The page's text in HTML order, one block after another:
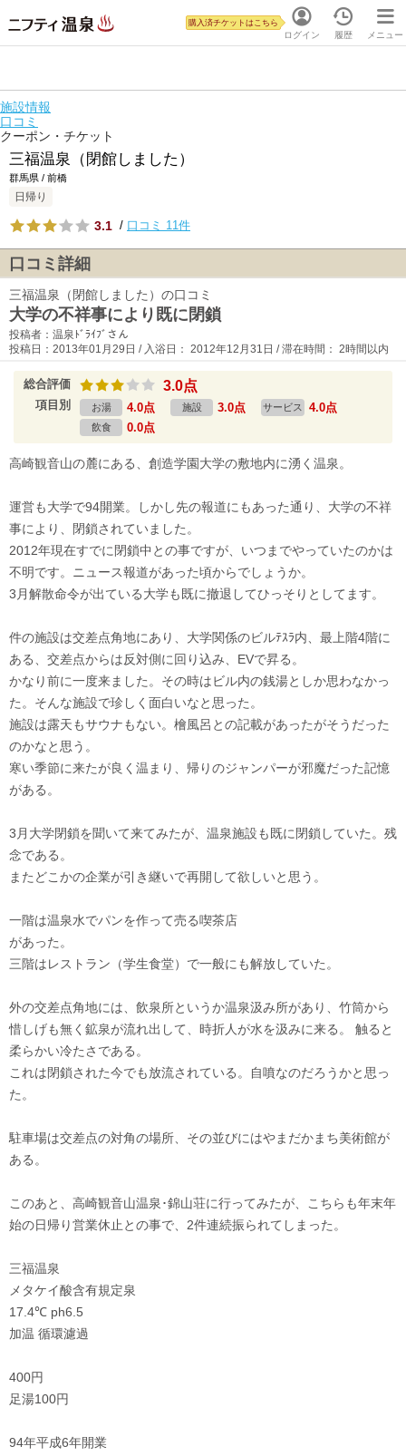
ログイン
購入済チケットはこちら
履歴 メニュー
施設情報
口コミ
クーポン・チケット
三福温泉（閉館しました）
群馬県 / 前橋
日帰り
3.1 / 口コミ 11件
口コミ詳細
三福温泉（閉館しました）の口コミ
大学の不祥事により既に閉鎖
投稿者：温泉ﾄﾞﾗｲﾌﾞさん
投稿日：2013年01月29日 / 入浴日： 2012年12月31日 / 滞在時間： 2時間以内
総合評価 3.0点
項目別 お湯 4.0点 施設 3.0点 サービス 4.0点
飲食 0.0点
高崎観音山の麓にある、創造学園大学の敷地内に湧く温泉。
運営も大学で94開業。しかし先の報道にもあった通り、大学の不祥
事により、閉鎖されていました。
2012年現在すでに閉鎖中との事ですが、いつまでやっていたのかは
不明です。ニュース報道があった頃からでしょうか。
3月解散命令が出ている大学も既に撤退してひっそりとしてます。
件の施設は交差点角地にあり、大学関係のビルﾃｽﾗ内、最上階4階に
ある、交差点からは反対側に回り込み、EVで昇る。
かなり前に一度来ました。その時はビル内の銭湯としか思わなかっ
た。そんな施設で珍しく面白いなと思った。
施設は露天もサウナもない。檜風呂との記載があったがそうだった
のかなと思う。
寒い季節に来たが良く温まり、帰りのジャンパーが邪魔だった記憶
がある。
3月大学閉鎖を聞いて来てみたが、温泉施設も既に閉鎖していた。残
念である。
またどこかの企業が引き継いで再開して欲しいと思う。
一階は温泉水でパンを作って売る喫茶店
があった。
三階はレストラン（学生食堂）で一般にも解放していた。
外の交差点角地には、飲泉所というか温泉汲み所があり、竹筒から
惜しげも無く鉱泉が流れ出して、時折人が水を汲みに来る。 触ると
柔らかい冷たさである。
これは閉鎖された今でも放流されている。自噴なのだろうかと思っ
た。
駐車場は交差点の対角の場所、その並びにはやまだかまち美術館が
ある。
このあと、高崎観音山温泉･錦山荘に行ってみたが、こちらも年末年
始の日帰り営業休止との事で、2件連続振られてしまった。
三福温泉
メタケイ酸含有規定泉
17.4℃ ph6.5
加温 循環濾過
400円
足湯100円
94年平成6年開業